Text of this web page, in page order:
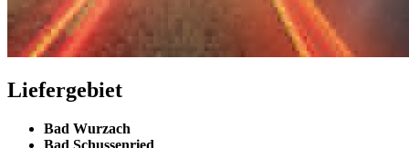
Liefergebiet
Bad Wurzach